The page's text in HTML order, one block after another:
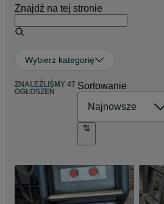
Znajdź na tej stronie
Wybierz kategorię
ZNALEŹLIŚMY 47
OGŁOSZEŃ
Sortowanie